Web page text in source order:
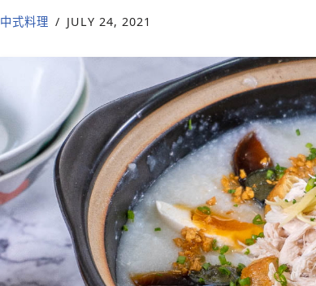
中式料理 JULY 24, 2021